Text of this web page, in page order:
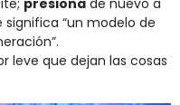
presiona de nuevo a
“un modelo de
leve que dejan las cosas